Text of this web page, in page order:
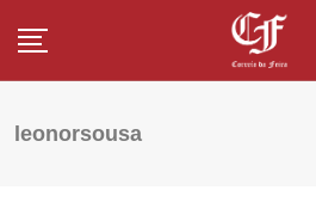
leonorsousa